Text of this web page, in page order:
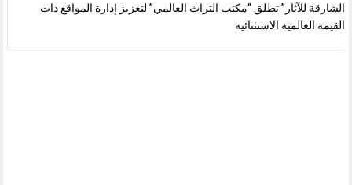
الشارقة للآثار” تطلق “مكتب التراث العالمي” لتعزيز إدارة المواقع ذات
القيمة العالمية الاستثنائية